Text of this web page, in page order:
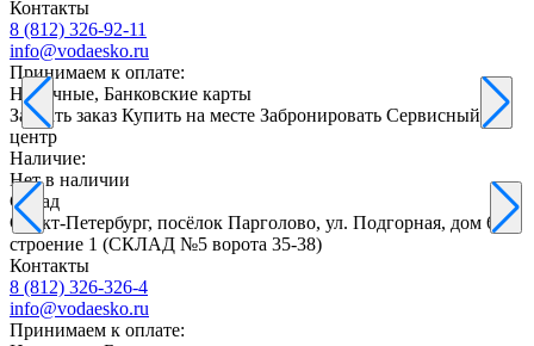
Контакты
8 (812) 326-92-11
info@vodaesko.ru
Принимаем к оплате:
Наличные, Банковские карты
Забрать заказ Купить на месте Забронировать Сервисный
центр
Наличие:
Нет в наличии
Склад
Санкт-Петербург, посёлок Парголово, ул. Подгорная, дом 61,
строение 1 (СКЛАД №5 ворота 35-38)
Контакты
8 (812) 326-326-4
info@vodaesko.ru
Принимаем к оплате: